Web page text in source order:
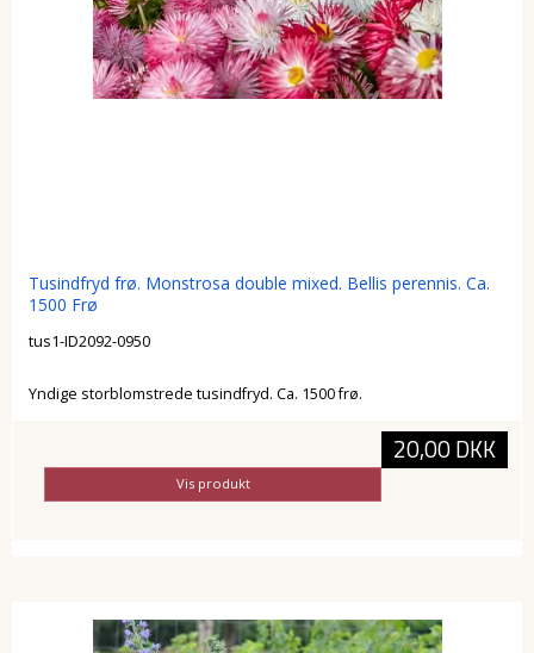
Tusindfryd frø. Monstrosa double mixed. Bellis perennis. Ca.
1500 Frø
tus1-ID2092-0950
Yndige storblomstrede tusindfryd. Ca. 1500 frø.
20,00 DKK
Vis produkt